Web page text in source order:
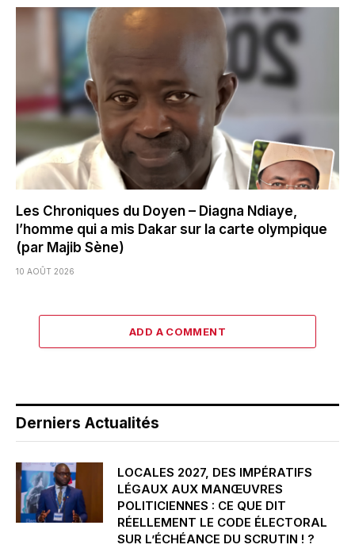
Les Chroniques du Doyen – Diagna Ndiaye,
l’homme qui a mis Dakar sur la carte olympique
(par Majib Sène)
10 AOÛT 2026
ADD A COMMENT
Derniers Actualités
LOCALES 2027, DES IMPÉRATIFS
LÉGAUX AUX MANŒUVRES
POLITICIENNES : CE QUE DIT
RÉELLEMENT LE CODE ÉLECTORAL
SUR L’ÉCHÉANCE DU SCRUTIN ! ?